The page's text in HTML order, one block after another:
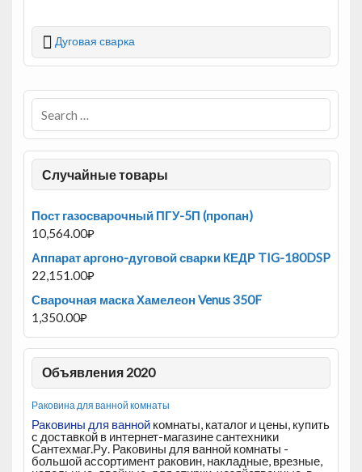
Дуговая сварка
Случайные товары
Пост газосварочный ПГУ-5П (пропан)
10,564.00₽
Аппарат аргоно-дуговой сварки КЕДР TIG-180DSP
22,151.00₽
Сварочная маска Хамелеон Venus 350F
1,350.00₽
Объявления 2020
Раковина для ванной комнаты
Раковины для ваннойкомнаты, каталог и цены, купить
с доставкой в интернет-магазине сантехники
Сантехмаг.Ру. Раковины для ванной комнаты -
большой ассортимент раковин, накладные, врезные,